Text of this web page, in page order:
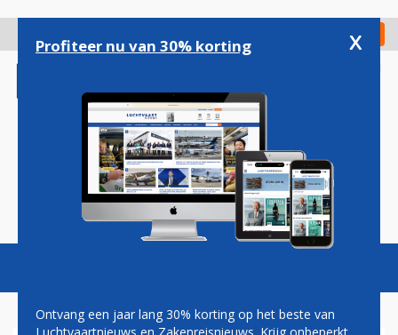
gaan
Check in
Magazine Podcasts Vacatures
Profiteer nu van 30% korting x
Ontvang een jaar lang 30% korting op het beste van